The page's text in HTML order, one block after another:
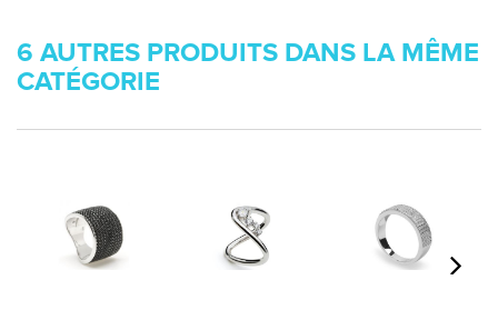
6 AUTRES PRODUITS DANS LA MÊME
CATÉGORIE